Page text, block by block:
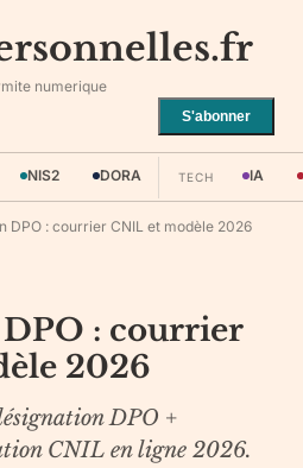
numerique
S'abonner
NIS2 DORA TECH IA
DPO : courrier CNIL et modèle 2026
: courrier
2026
DPO +
CNIL en ligne 2026.